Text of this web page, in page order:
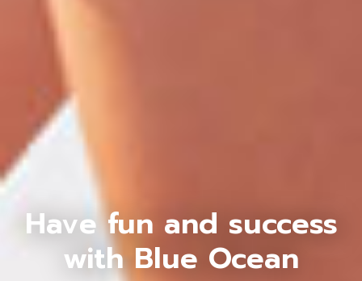
Have fun and success
with Blue Ocean